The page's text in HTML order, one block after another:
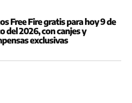
Free Fire gratis para hoy 9 de
del 2026, con canjes y
exclusivas